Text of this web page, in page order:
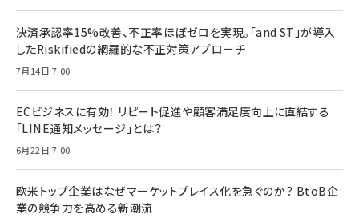
決済承認率15%改善、不正率ほぼゼロを実現。「and ST」が導入
したRiskifiedの網羅的な不正対策アプローチ
7月14日 7:00
ECビジネスに有効！ リピート促進や顧客満足度向上に直結する
「LINE通知メッセージ」とは？
6月22日 7:00
欧米トップ企業はなぜマーケットプレイス化を急ぐのか？ BtoB企
業の競争力を高める新潮流